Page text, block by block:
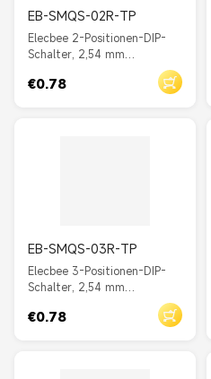
EB-SMQS-02R-TP
Elecbee 2-Positionen-DIP-
Schalter, 2,54 mm
Rastermaß, Durchgangsloch,
gerader Schieber, Rot
€0.78
EB-SMQS-03R-TP
Elecbee 3-Positionen-DIP-
Schalter, 2,54 mm
Rastermaß, Durchgangsloch,
gerader Schieber, Rot
€0.78